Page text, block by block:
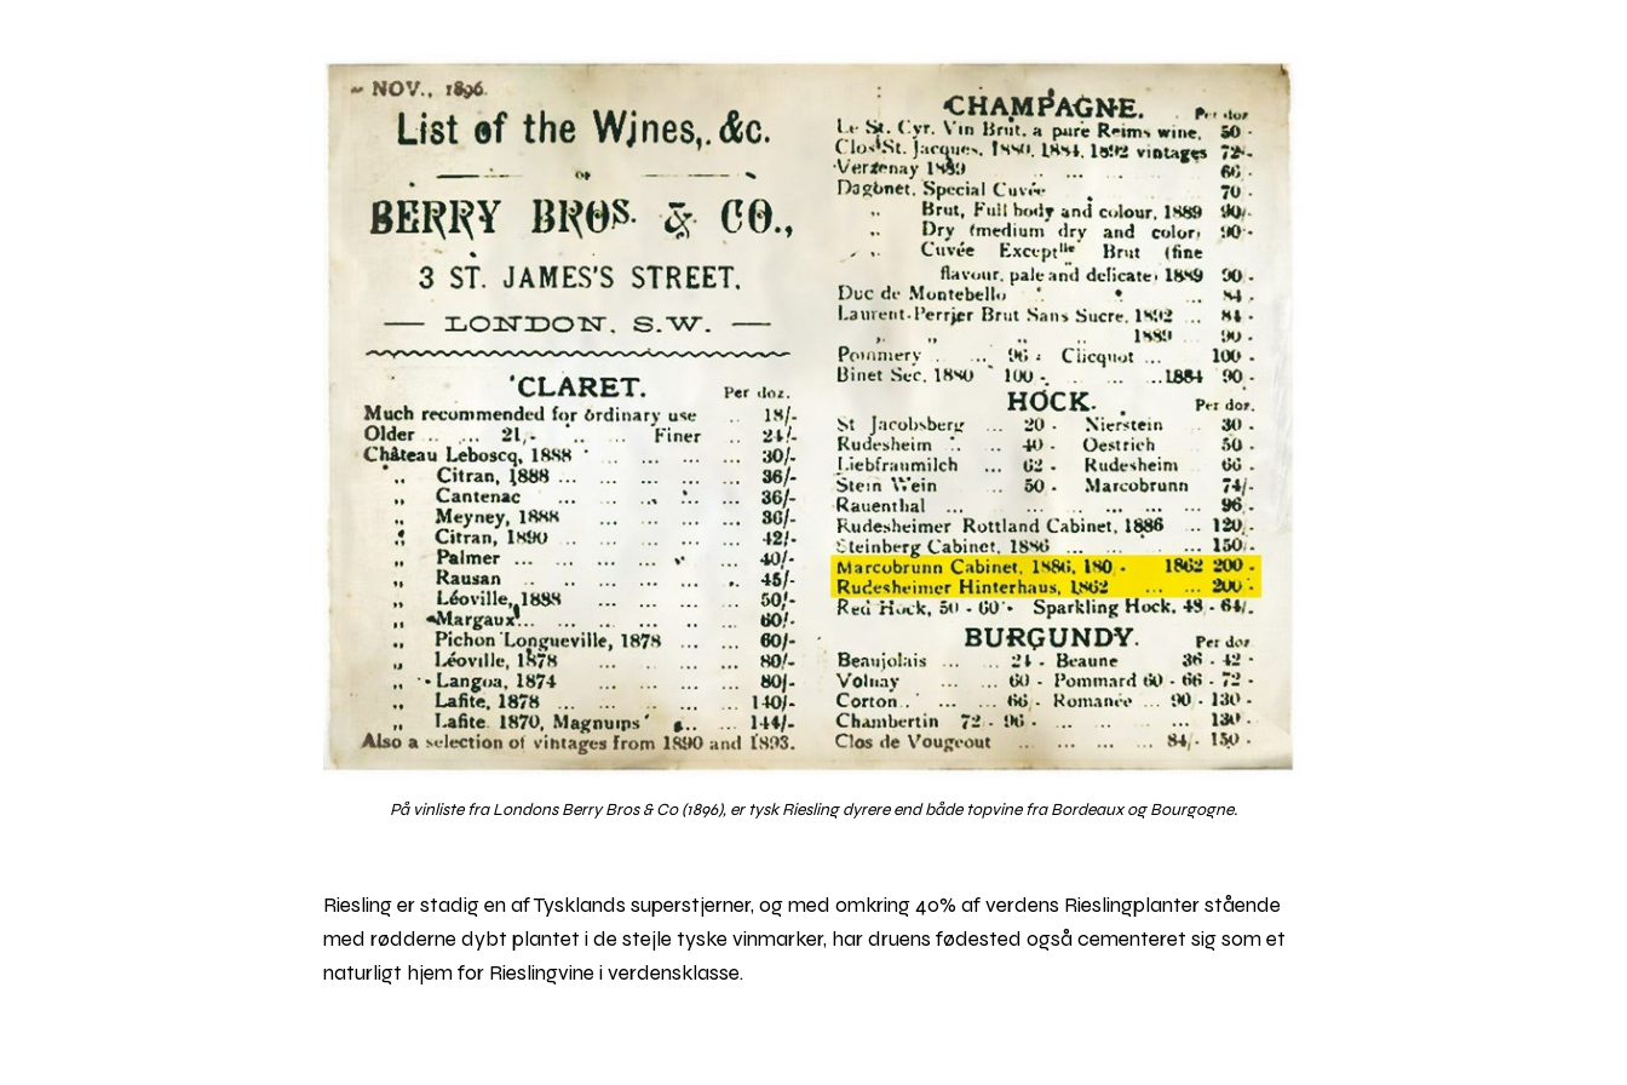
På vinliste fra Londons Berry Bros & Co (1896), er tysk Riesling dyrere end både topvine fra Bordeaux og Bourgogne.
Riesling er stadig en af Tysklands superstjerner, og med omkring 40% af verdens Rieslingplanter stående
med rødderne dybt plantet i de stejle tyske vinmarker, har druens fødested også cementeret sig som et
naturligt hjem for Rieslingvine i verdensklasse.